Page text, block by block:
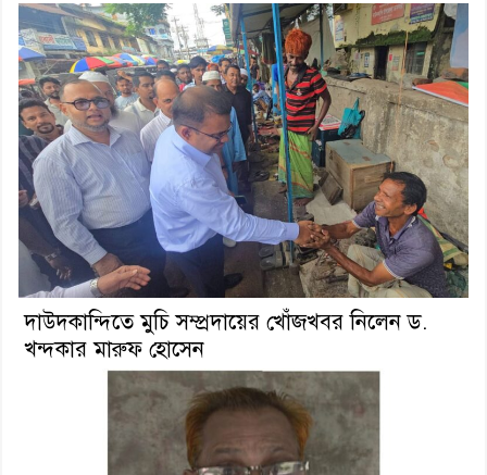
দাউদকান্দিতে মুচি সম্প্রদায়ের খোঁজখবর নিলেন ড.
খন্দকার মারুফ হোসেন